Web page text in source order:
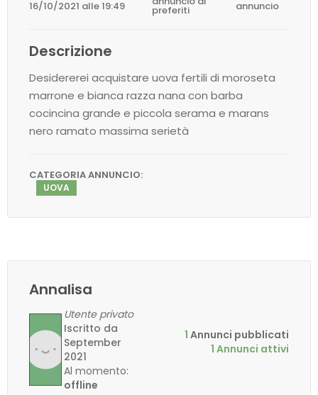
16/10/2021 alle 19:49
preferiti
annuncio
Descrizione
Desidererei acquistare uova fertili di moroseta
marrone e bianca razza nana con barba
cocincina grande e piccola serama e marans
nero ramato massima serietà
CATEGORIA ANNUNCIO:
UOVA
Annalisa
Utente privato
Iscritto da
September
2021
Al momento:
offline
1 Annunci pubblicati
1 Annunci attivi